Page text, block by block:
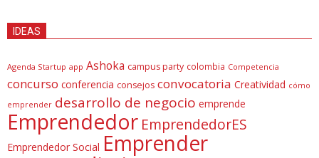
IDEAS
Agenda Startup app Ashoka campus party colombia Competencia
concurso conferencia consejos convocatoria Creatividad cómo
emprender desarrollo de negocio emprende
Emprendedor EmprendedorES
Emprendedor Social Emprender